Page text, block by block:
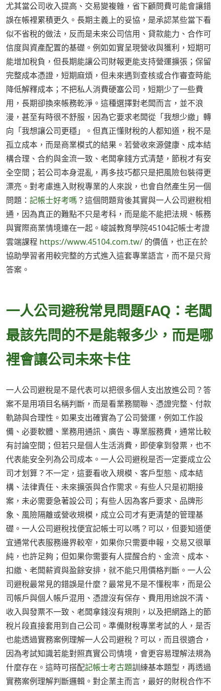
尤其當公司收入提高、交易變複雜，省下顧問費可能會讓錯
誤在帳裡累積更久。長期主義上的妥協，是承認某些當下看
似不省稅的做法，反而是未來公司信用、貸款能力、合作可
信度與資產配置的基礎。例如如實呈現營收與獲利，短期可
能增加稅負，但長期能讓公司財報更能支持營運擴張；保留
完整成本憑證，短期麻煩，但未來遇到查核或合作審查時能
降低解釋成本；不把私人消費硬塞公司，短期少了一些費
用，長期卻換來帳務乾淨。這種選擇對老闆而言，並不浪
漫，甚至有時很不舒服，因為它要求老闆從「我想少繳」轉
向「我想讓公司更穩」。但真正懂財稅的人都知道，稅不是
孤立成本，而是商業模式的結果。若營收來源健康、成本結
構合理、合約與金流一致、老闆拿錢方式清楚，節稅才有安
全空間；若公司本身混亂，再多技巧都只是把風險包裝得更
漂亮。對考慮進入財稅專業的人來說，也會自然產生另一個
問題： 記帳士好考嗎 ？這個問題背後其實與一人公司避稅相
通，因為真正的難點不只是考科，而是能不能把法規、帳務
與實際商業情境連在一起。峻誠教育學院45104記帳士考證
雲端課程 https://www.45104.com.tw/ 的價值，也正在於
協助學習者用較完整的方式進入這套專業語言，而不是只背
答案。
一人公司避稅常見問題FAQ：老闆
最該先問的不是能報多少，而是哪
裡會讓公司未來卡住
一人公司避稅是不是代表可以把很多個人支出放進公司？答
案不是用項目名稱判斷，而是看業務關聯、憑證完整、付款
軌跡與合理性。如果支出確實為了公司營運，例如工作設
備、必要軟體、業務用通訊、廣告、專業服務費，通常比較
有討論空間；但若只是個人生活消費，即使拿到發票，也不
代表能安全列為公司成本。一人公司避稅是否一定要成立公
司才划算？不一定，這要看收入規模、客戶型態、成本結
構、法律責任、未來擴張與合作需求。有些人只是初期接
案，未必需要急著設公司；有些人因為客戶要求、品牌形
象、風險隔離或營收規模，成立公司才有更清楚的管理基
礎。一人公司避稅找便宜記帳士可以嗎？可以，但要知道便
宜通常代表服務邊界較窄，如果你只需要申報，交易又很單
純，也許足夠；但如果你需要有人提醒合約、金流、成本、
扣繳、老闆薪資與盈餘安排，就不能只用價格判斷。一人公
司避稅最常見的錯誤是什麼？最常見不是不懂稅率，而是公
司帳戶與個人帳戶混用、憑證沒有保存、費用用途說不清、
收入與發票不一致、老闆拿錢沒有規則，以及把網路上的節
稅片段直接套用到自己公司。準備財稅專業考試的人，是否
也能透過實務案例理解一人公司避稅？可以，而且很適合，
因為考試知識若能對照真實公司情境，會更容易理解法規為
什麼存在。這時可搭配記帳士考古題訓練基本題型，再透過
實務案例理解判斷邏輯。對企業主而言，最好的財稅合作不